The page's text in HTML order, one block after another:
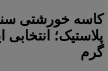
پلاستیک؛
گرم